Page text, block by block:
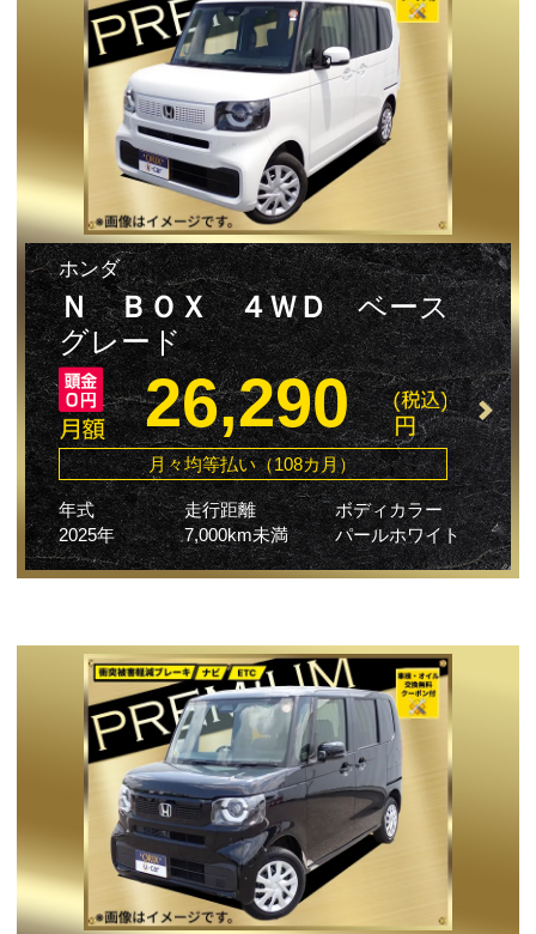
ホンダ
Ｎ ＢＯＸ ４ＷＤベース
グレード
26,290
月々均等払い（108カ月）
年式
2025年
走行距離
7,000km未満
ボディカラー
パールホワイト